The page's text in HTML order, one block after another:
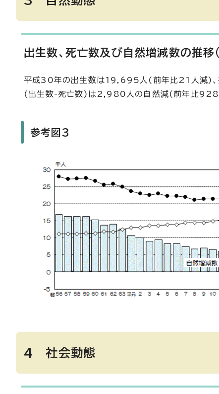
出生数、死亡数及び自然増減数の推
平成30年の出生数は19,695人(前年比21人減)
(出生数-死亡数)は2,980人の自然減(前年比928
参考図3
4 社会動態